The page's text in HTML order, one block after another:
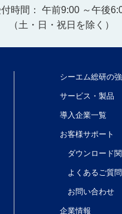
時間： 午前9:00 ～午後
（土・日・祝日を除く）
シーエム総研の
サービス・製品
導入企業一覧
お客様サポート
ダウンロード
よくあるご質問
お問い合わせ
企業情報